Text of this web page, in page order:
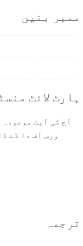
ممبر بنیں
ہارٹ لائٹ
ترجمہ